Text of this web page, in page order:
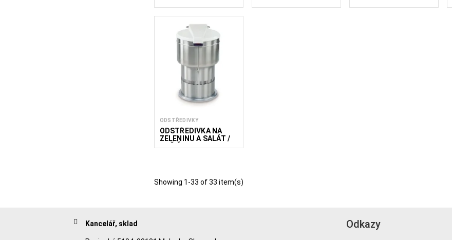
ODSTŘEDIVKY
ODSTŘEDIVKA NA
ZELENINU A SALÁT /
SUŠIČKY POTRAVIN
Showing 1-33 of 33 item(s)
Kancelář, sklad Odkazy